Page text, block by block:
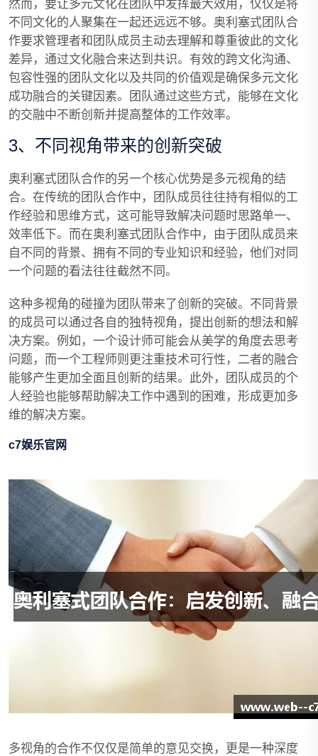
然而，要让多元文化在团队中发挥最大效用，仅仅是将
不同文化的人聚集在一起还远远不够。奥利塞式团队合
作要求管理者和团队成员主动去理解和尊重彼此的文化
差异，通过文化融合来达到共识。有效的跨文化沟通、
包容性强的团队文化以及共同的价值观是确保多元文化
成功融合的关键因素。团队通过这些方式，能够在文化
的交融中不断创新并提高整体的工作效率。
3、不同视角带来的创新突破
奥利塞式团队合作的另一个核心优势是多元视角的结
合。在传统的团队合作中，团队成员往往持有相似的工
作经验和思维方式，这可能导致解决问题时思路单一、
效率低下。而在奥利塞式团队合作中，由于团队成员来
自不同的背景、拥有不同的专业知识和经验，他们对同
一个问题的看法往往截然不同。
这种多视角的碰撞为团队带来了创新的突破。不同背景
的成员可以通过各自的独特视角，提出创新的想法和解
决方案。例如，一个设计师可能会从美学的角度去思考
问题，而一个工程师则更注重技术可行性，二者的融合
能够产生更加全面且创新的结果。此外，团队成员的个
人经验也能够帮助解决工作中遇到的困难，形成更加多
维的解决方案。
c7娱乐官网
多视角的合作不仅仅是简单的意见交换，更是一种深度